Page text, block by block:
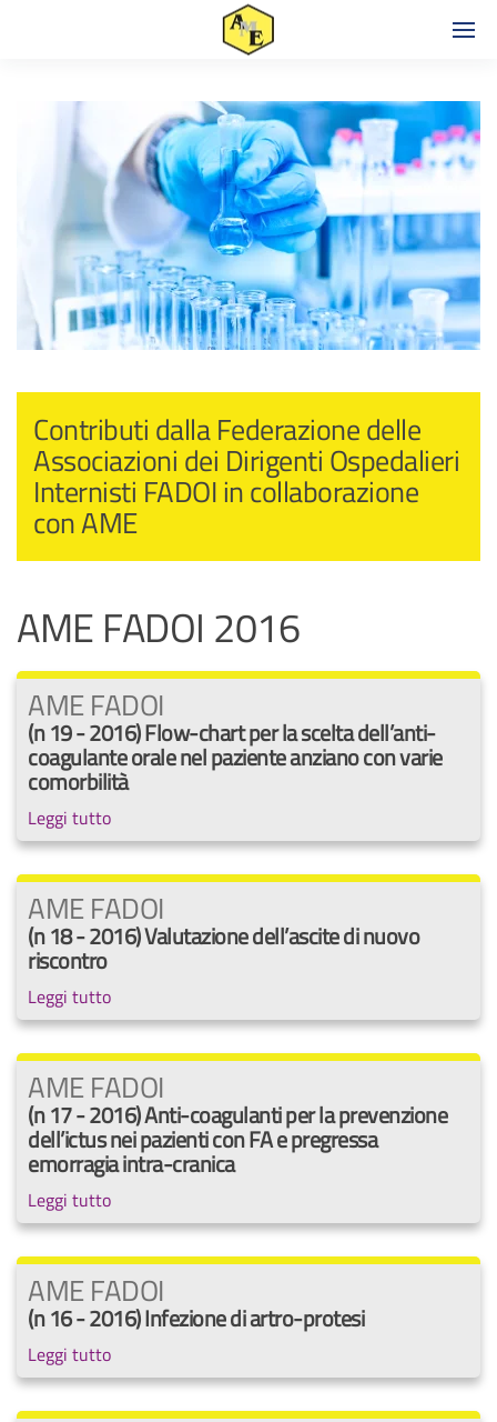
Contributi dalla Federazione delle
Associazioni dei Dirigenti Ospedalieri
Internisti FADOI in collaborazione
con AME
AME FADOI 2016
AME FADOI
(n 19 - 2016) Flow-chart per la scelta dell’anti-
coagulante orale nel paziente anziano con varie
comorbilità
Leggi tutto
AME FADOI
(n 18 - 2016) Valutazione dell’ascite di nuovo
riscontro
Leggi tutto
AME FADOI
(n 17 - 2016) Anti-coagulanti per la prevenzione
dell’ictus nei pazienti con FA e pregressa
emorragia intra-cranica
Leggi tutto
AME FADOI
(n 16 - 2016) Infezione di artro-protesi
Leggi tutto